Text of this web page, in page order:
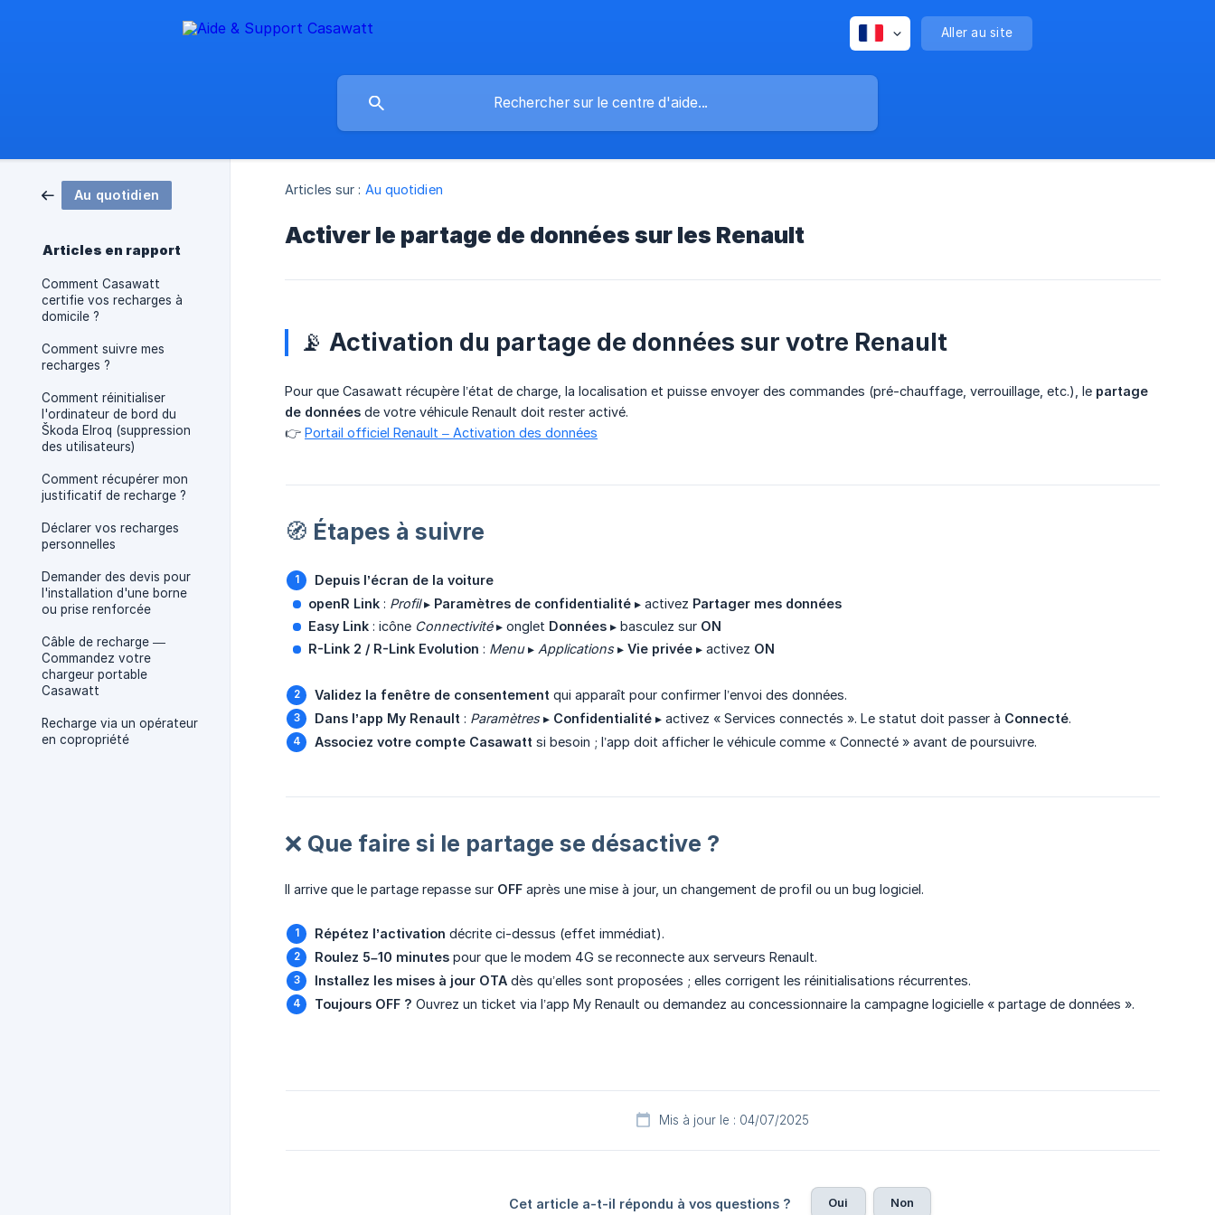
Aller au site
Au quotidien
Articles en rapport
Comment Casawatt
certifie vos recharges à
domicile ?
Comment suivre mes
recharges ?
Comment réinitialiser
l'ordinateur de bord du
Škoda Elroq (suppression
des utilisateurs)
Comment récupérer mon
justificatif de recharge ?
Déclarer vos recharges
personnelles
Demander des devis pour
l'installation d'une borne
ou prise renforcée
Câble de recharge —
Commandez votre
chargeur portable
Casawatt
Recharge via un opérateur
en copropriété
Articles sur : Au quotidien
Activer le partage de données sur les Renault
📡 Activation du partage de données sur votre Renault
Pour que Casawatt récupère l’état de charge, la localisation et puisse envoyer des commandes (pré-chauffage, verrouillage, etc.), le partage
de données de votre véhicule Renault doit rester activé.
👉 Portail officiel Renault – Activation des données
🧭 Étapes à suivre
Depuis l’écran de la voiture
openR Link : Profil▸ Paramètres de confidentialité ▸ activez Partager mes données
Easy Link : icône Connectivité▸ onglet Données ▸ basculez sur ON
R-Link 2 / R-Link Evolution : Menu▸ Applications▸ Vie privée ▸ activez ON
Validez la fenêtre de consentement qui apparaît pour confirmer l’envoi des données.
Dans l’app My Renault : Paramètres▸ Confidentialité ▸ activez « Services connectés ». Le statut doit passer à Connecté.
Associez votre compte Casawatt si besoin ; l’app doit afficher le véhicule comme « Connecté » avant de poursuivre.
❌ Que faire si le partage se désactive ?
Il arrive que le partage repasse sur OFF après une mise à jour, un changement de profil ou un bug logiciel.
Répétez l’activation décrite ci-dessus (effet immédiat).
Roulez 5–10 minutes pour que le modem 4G se reconnecte aux serveurs Renault.
Installez les mises à jour OTA dès qu’elles sont proposées ; elles corrigent les réinitialisations récurrentes.
Toujours OFF ? Ouvrez un ticket via l’app My Renault ou demandez au concessionnaire la campagne logicielle « partage de données ».
Mis à jour le : 04/07/2025
Cet article a-t-il répondu à vos questions ? Oui Non